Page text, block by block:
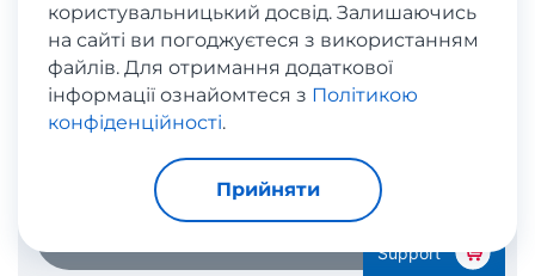
£
Стандарт
користувальницький досвід. Залишаючись
на сайті ви погоджуєтеся з використанням
файлів. Для отримання додаткової
інформації ознайомтеся з Політикою
конфіденційності.
Прийняти
Support